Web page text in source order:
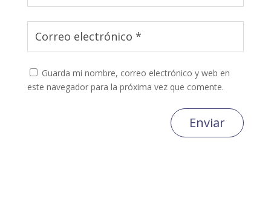
Guarda mi nombre, correo electrónico y web en
este navegador para la próxima vez que comente.
Enviar